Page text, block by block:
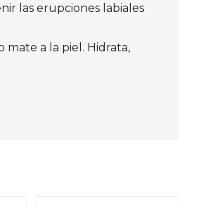
las erupciones labiales
a la piel. Hidrata,